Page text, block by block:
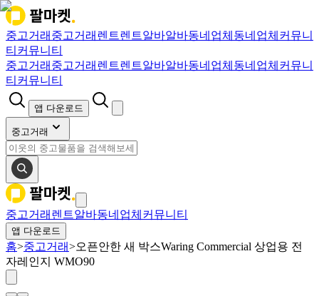
중고거래 중고거래 렌트렌트알바알바동네업체 동네업체 커뮤니
티 커뮤니티
중고거래 중고거래 렌트렌트알바알바동네업체 동네업체 커뮤니
티 커뮤니티
앱 다운로드
중고거래
중고거래 렌트알바동네업체 커뮤니티
앱 다운로드
홈>중고거래>오픈안한 새 박스Waring Commercial 상업용 전
자레인지 WMO90